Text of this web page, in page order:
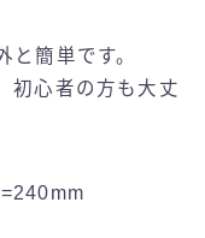
簡単です。
初心者の方も大丈